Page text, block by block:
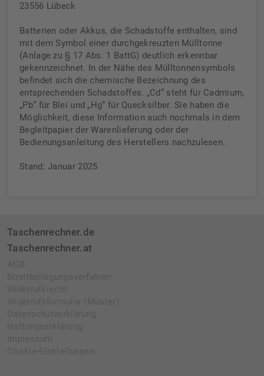
23556 Lübeck
Batterien oder Akkus, die Schadstoffe enthalten, sind
mit dem Symbol einer durchgekreuzten Mülltonne
(Anlage zu § 17 Abs. 1 BattG) deutlich erkennbar
gekennzeichnet. In der Nähe des Mülltonnensymbols
befindet sich die chemische Bezeichnung des
entsprechenden Schadstoffes. „Cd“ steht für Cadmium,
„Pb“ für Blei und „Hg“ für Quecksilber. Sie haben die
Möglichkeit, diese Information auch nochmals in dem
Begleitpapier der Warenlieferung oder der
Bedienungsanleitung des Herstellers nachzulesen.
Stand: Januar 2025
Taschenrechner.de
Taschenrechner.at